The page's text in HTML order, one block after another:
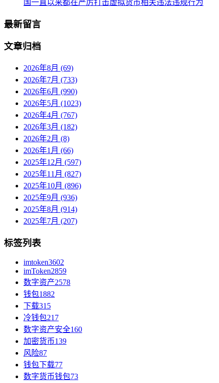
国一直以来都在严厉打击虚拟货币相关违法违规行为
最新留言
文章归档
2026年8月 (69)
2026年7月 (733)
2026年6月 (990)
2026年5月 (1023)
2026年4月 (767)
2026年3月 (182)
2026年2月 (8)
2026年1月 (66)
2025年12月 (597)
2025年11月 (827)
2025年10月 (896)
2025年9月 (936)
2025年8月 (914)
2025年7月 (207)
标签列表
imtoken3602
imToken2859
数字资产2578
钱包1882
下载315
冷钱包217
数字资产安全160
加密货币139
风险87
钱包下载77
数字货币钱包73